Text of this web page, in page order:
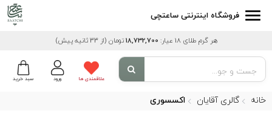
فروشگاه اینترنتی ساعتچی
هر گرم طلای 18 عیار: 18,732,700 تومان (از 33 ثانیه پیش)
سبد خرید ورود علاقمندی ها
خانه گالری آقایان اکسسوری